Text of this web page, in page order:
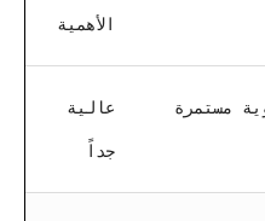
الأهمية
مستمرة عالية
جداً